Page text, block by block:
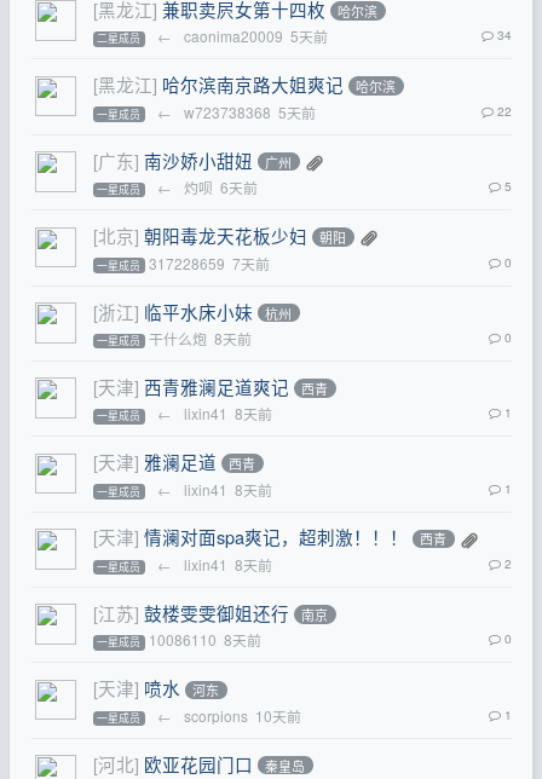
[黑龙江] 兼职卖屄女第十四枚 哈尔滨
二星成员 ← caonima20009 5天前 34
[黑龙江] 哈尔滨南京路大姐爽记 哈尔滨
一星成员 ← w723738368 5天前 22
[广东] 南沙娇小甜妞 广州
一星成员 ← 灼呗 6天前 5
[北京] 朝阳毒龙天花板少妇 朝阳
一星成员 317228659 7天前 0
[浙江] 临平水床小妹 杭州
一星成员 干什么炮 8天前 0
[天津] 西青雅澜足道爽记 西青
一星成员 ← lixin41 8天前 1
[天津] 雅澜足道 西青
一星成员 ← lixin41 8天前 1
[天津] 情澜对面spa爽记，超刺激！！！ 西青
一星成员 ← lixin41 8天前 2
[江苏] 鼓楼雯雯御姐还行 南京
一星成员 10086110 8天前 0
[天津] 喷水 河东
一星成员 ← scorpions 10天前 1
[河北] 欧亚花园门口 秦皇岛